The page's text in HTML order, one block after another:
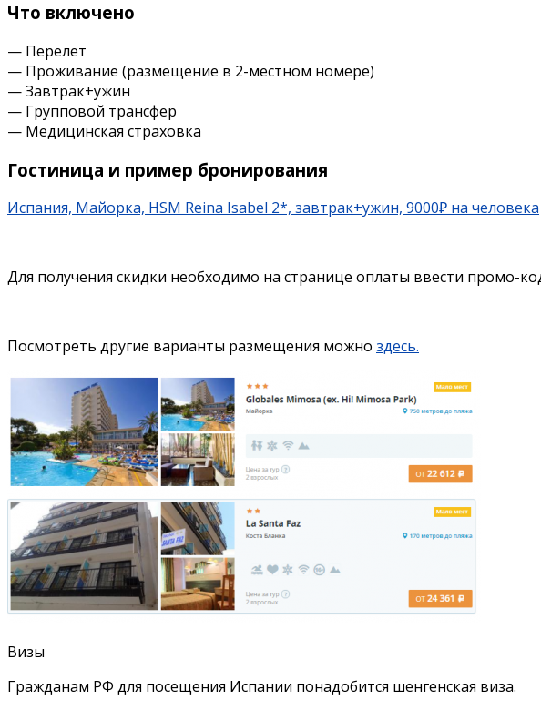
Что включено
— Перелет
— Проживание (размещение в 2-местном номере)
— Завтрак+ужин
— Групповой трансфер
— Медицинская страховка
Гостиница и пример бронирования
Испания, Майорка, HSM Reina Isabel 2*, завтрак+ужин, 9000₽ на человека
Для получения скидки необходимо на странице оплаты ввести промо-
Посмотреть другие варианты размещения можно здесь.
Визы
Гражданам РФ для посещения Испании понадобится шенгенская виза.